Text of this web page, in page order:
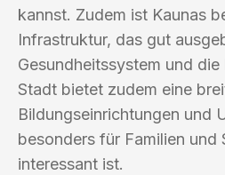
kannst. Zudem ist Kaunas
Infrastruktur, das gut
Gesundheitssystem und
Stadt bietet zudem eine
Bildungseinrichtungen und
besonders für Familien und
interessant ist.